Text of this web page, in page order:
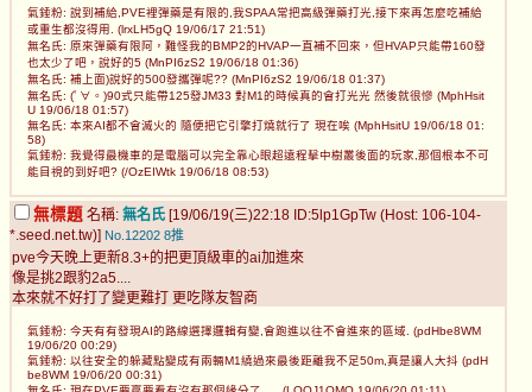
氣錘粉: 說到補給,PVE裡彈藥是有限的,我SPAA常把高級彈藥打光,接下來再怎麼吃補給
或重生都沒得用. (lrxLH5gQ 19/06/17 21:51)
無名氏: 原來彈藥有限阿，難怪我的BMP2的HVAP一直補不回來，但HVAP只能帶160發
也太少了吧，說好的5 (MnPI6zS2 19/06/18 01:36)
無名氏: 補上面)說好的500發攜彈呢?? (MnPI6zS2 19/06/18 01:37)
無名氏: (ﾟ∀。)90式只能帶125發JM33 對M1的時候真的會打光光 然後就很慘 (MphHsit
U 19/06/18 01:57)
無名氏: 本來AI都不會滅火的 隨便把它引擎打燒就行了 現在唉 (MphHsitU 19/06/18 01:
58)
氣錘粉: 我覺得最機車的是電腦可以完全靠心眼超遠程擊中樹叢後面的玩家,那個根本不可
能目視的到好吧? (/OzEIWtk 19/06/18 08:53)
無標題 名稱: 無名氏 [19/06/19(三)22:18 ID:5lp1GpTw (Host: 106-104-
*.seed.net.tw)] No.12202 8推
pve今天晚上更新8.3+的把更頂級車的ai加進來
像是挑2跟豹2a5....
本來就不好打了變更難打 更吃隊友智商
氣錘粉: 今天有有發現AI的路線選擇邏輯有變,會跑進以往不會進來的區域. (pdHbe8WM
19/06/20 00:29)
氣錘粉: 以往安全的躲藏點變成有兩輛M1繞過來最後距離我不足50m,真是讓人大抖 (pdH
be8WM 19/06/20 00:31)